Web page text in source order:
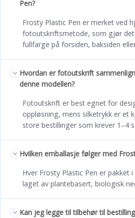
Pen?
Frosty Plastic Pen er merket ved
fotoutskriftsmetode, som gjør
fullfarge på forsiden, baksiden
Hvordan er fotoutskrift
denne modellen?
Fotoutskrift er best egnet for
oppløsning, mens silketrykk er et
store bestillinger som krever 1–4
Hvilken emballasje følger med
Hver Frosty Plastic Pen er pakket
laget av plantebasert, biologisk
Kan jeg legge til tilbehør til